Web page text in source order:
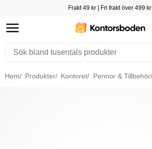
Frakt 49 kr | Fri frakt över 499 kr
Hem Produkter Kontoret Pennor & Tillbehör